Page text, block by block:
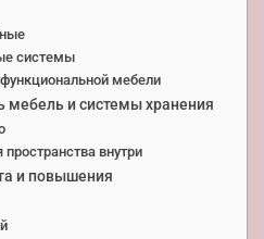
системы
мебели
мебель и системы хранения
внутри
и повышения